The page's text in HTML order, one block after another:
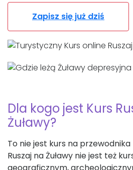
Zapisz się już dziś
Dla kogo jest Kurs
Żuławy?
To nie jest kurs na przewodnika
Ruszaj na Żuławy nie jest też